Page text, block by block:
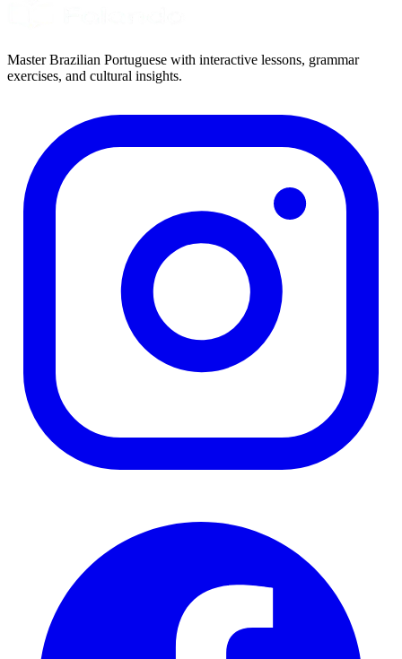
Master Brazilian Portuguese with interactive lessons, grammar
exercises, and cultural insights.